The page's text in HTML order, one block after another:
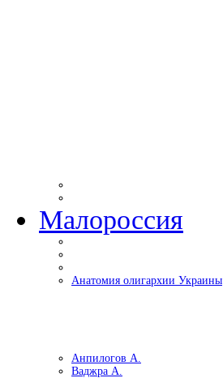
Малороссия
Анатомия олигархии Украины
Анпилогов А.
Ваджра А.